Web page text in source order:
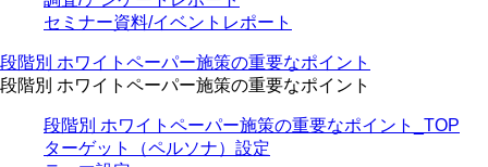
セミナー資料/イベントレポート
段階別 ホワイトペーパー施策の重要なポイント
段階別 ホワイトペーパー施策の重要なポイント
段階別 ホワイトペーパー施策の重要なポイント_TOP
ターゲット（ペルソナ）設定